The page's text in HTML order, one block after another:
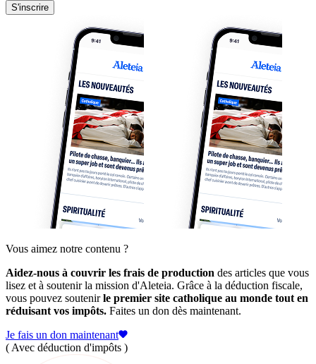
S'inscrire
Vous aimez notre contenu ?
Aidez-nous à couvrir les frais de production des articles que vous
lisez et à soutenir la mission d'Aleteia. Grâce à la déduction fiscale,
vous pouvez soutenirle premier site catholique au monde tout en
réduisant vos impôts. Faites un don dès maintenant.
Je fais un don maintenant
( Avec déduction d'impôts )